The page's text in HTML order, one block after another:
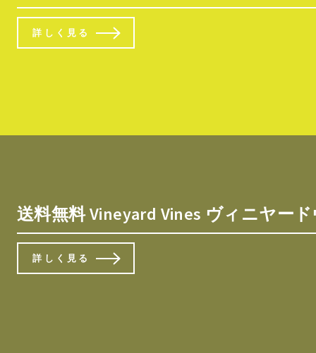
詳しく見る
送料無料 Vineyard Vines ヴィニヤー
詳しく見る